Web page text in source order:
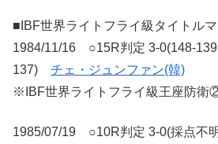
■IBF世界ライトフライ級タイトル
1984/11/16 ○15R判定 3-0(148-
137) チェ・ジュンファン(韓)
※IBF世界ライトフライ級王座防衛
1985/07/19 ○10R判定 3-0(採点不